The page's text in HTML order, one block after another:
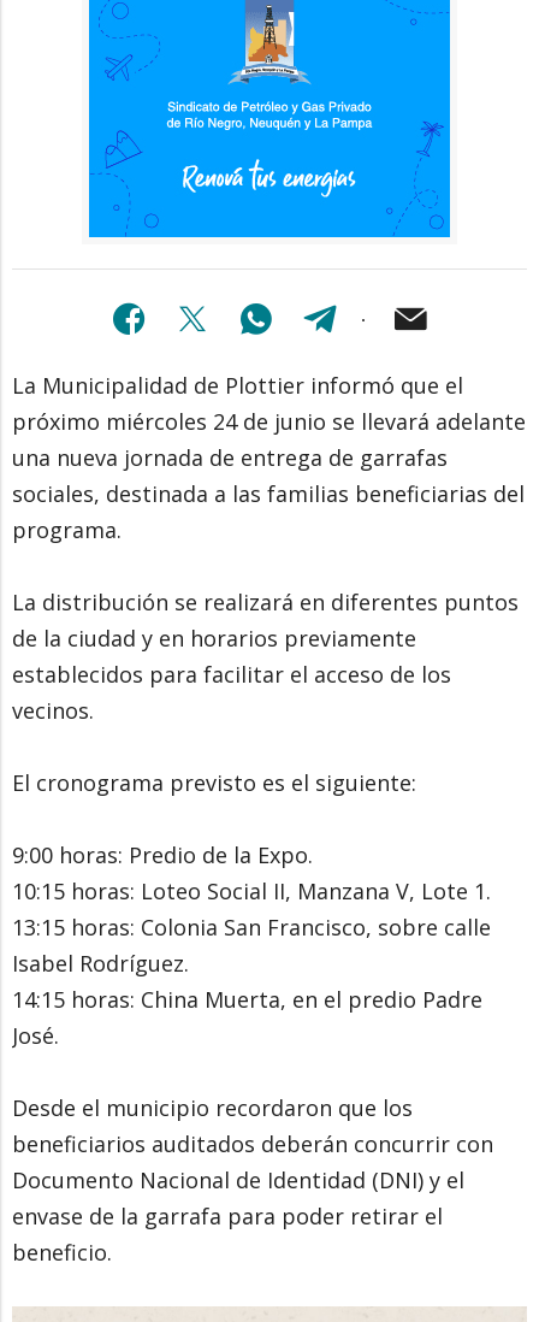
La Municipalidad de Plottier informó que el
próximo miércoles 24 de junio se llevará adelante
una nueva jornada de entrega de garrafas
sociales, destinada a las familias beneficiarias del
programa.
La distribución se realizará en diferentes puntos
de la ciudad y en horarios previamente
establecidos para facilitar el acceso de los
vecinos.
El cronograma previsto es el siguiente:
9:00 horas: Predio de la Expo.
10:15 horas: Loteo Social II, Manzana V, Lote 1.
13:15 horas: Colonia San Francisco, sobre calle
Isabel Rodríguez.
14:15 horas: China Muerta, en el predio Padre
José.
Desde el municipio recordaron que los
beneficiarios auditados deberán concurrir con
Documento Nacional de Identidad (DNI) y el
envase de la garrafa para poder retirar el
beneficio.